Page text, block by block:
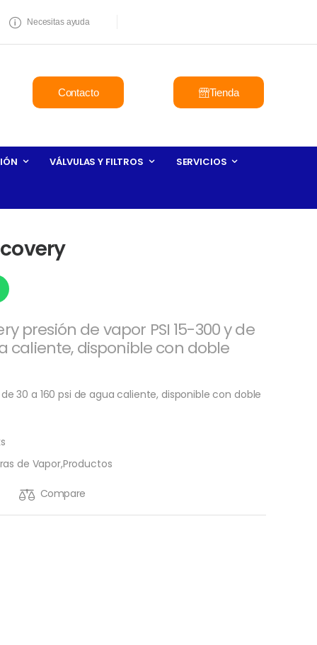
Necesitas ayuda
Contacto Tienda
VÁLVULAS Y FILTROS SERVICIOS
presión de vapor PSI 15-300 y de
caliente, disponible con doble
de 30 a 160 psi de agua caliente, disponible con doble
de Vapor,Productos
Compare